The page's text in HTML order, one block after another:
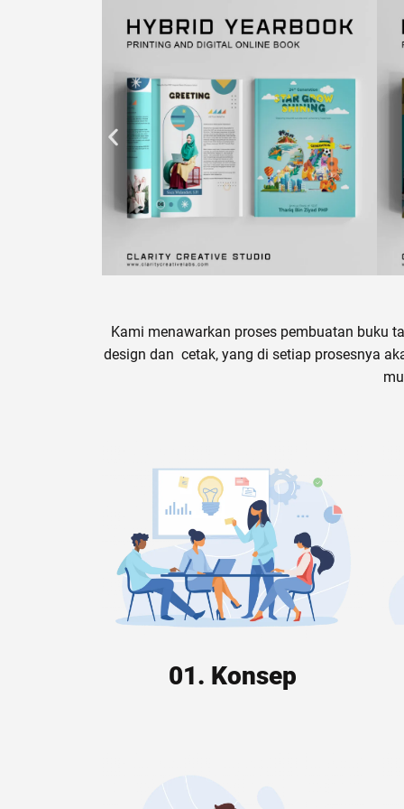
Kami menawarkan proses pembuatan buku
design dan cetak, yang di setiap prosesnya
01. Konsep